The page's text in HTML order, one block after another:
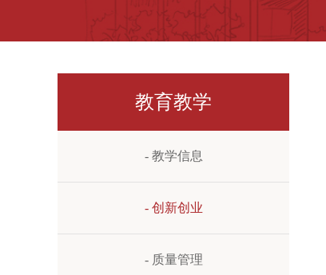
教育教学
- 教学信息
- 创新创业
- 质量管理